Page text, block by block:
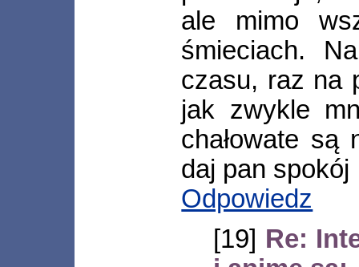
ale mimo
śmieciach.
czasu, raz na
jak zwykle
chałowate są
daj pan spokój
Odpowiedz
[19] Re: